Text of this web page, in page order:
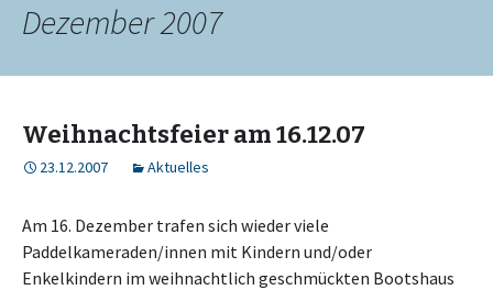
Dezember 2007
Weihnachtsfeier am 16.12.07
23.12.2007 Aktuelles
Am 16. Dezember trafen sich wieder viele
Paddelkameraden/innen mit Kindern und/oder
Enkelkindern im weihnachtlich geschmückten Bootshaus